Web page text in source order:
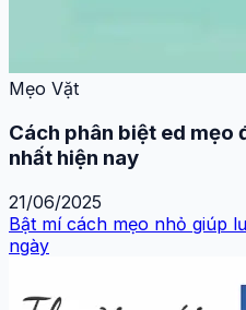
Mẹo Vặt
Cách phân biệt ed mẹo
nhất hiện nay
21/06/2025
Bật mí cách mẹo nhỏ giúp
ngày